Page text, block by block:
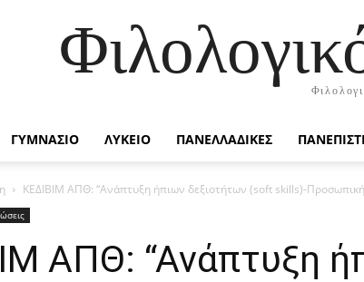
ΓΥΜΝΑΣΙΟ ΛΥΚΕΙΟ ΠΑΝΕΛΛΑΔΙΚΕΣ
ΚΕΔΙΒΙΜ ΑΠΘ: “Ανάπτυξη ήπιων δεξιοτήτων (soft skills)-
ΑΠΘ: “Ανάπτυξη